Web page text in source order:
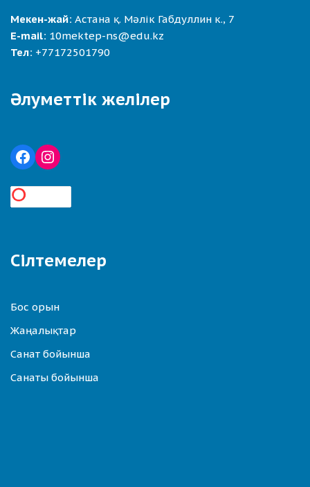
Мекен-жай: Астана қ. Мәлік Габдуллин к., 7
E-mail: 10mektep-ns@edu.kz
Тел: +77172501790
Әлуметтік желілер
Сілтемелер
Бос орын
Жаңалықтар
Санат бойынша
Санаты бойынша